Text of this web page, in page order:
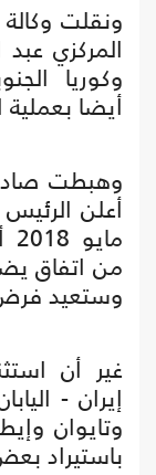
ونقلت وكالة
المركزي
وكوريا
أيضا بعملية
وهبطت
أعلن
من اتفاق
وستعيد
غير أن
إيران -
وتايوان
باستيراد بعض النفط